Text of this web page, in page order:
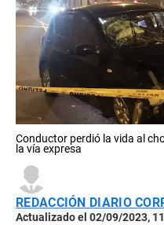
Conductor perdió la vida al
la vía expresa
REDACCIÓN DIARIO
Actualizado el 02/09/2023,